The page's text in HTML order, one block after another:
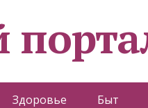
Здоровье Быт